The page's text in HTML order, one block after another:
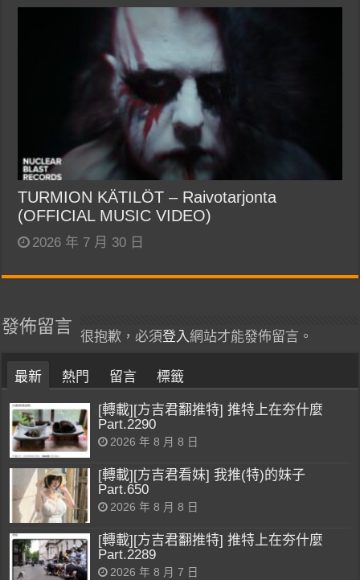
TURMION KÄTILÖT – Raivotarjonta
(OFFICIAL MUSIC VIDEO)
2026 年 7 月 30 日
發佈留言
很抱歉，必須登入網站才能發佈留言。
最新 熱門 留言 標籤
[轉載][方吉君翻推特] 推特上在夯什麼
Part.2290
2026 年 8 月 8 日
[轉載][方吉君看妹] 我推(特)的妹子
Part.650
2026 年 8 月 8 日
[轉載][方吉君翻推特] 推特上在夯什麼
Part.2289
2026 年 8 月 7 日